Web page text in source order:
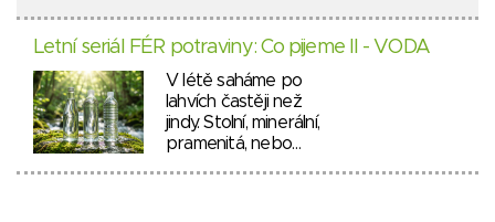
Letní seriál FÉR potraviny: Co pijeme II - VODA
V létě saháme po
lahvích častěji než
jindy. Stolní, minerální,
pramenitá, nebo…